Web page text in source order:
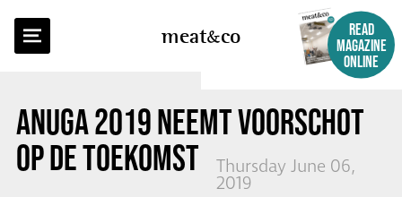
meatco
READ
MAGAZINE
ONLINE
ANUGA 2019 NEEMT VOORSCHOT
OP DE TOEKOMST VAN FOOD
Thursday June 06,
2019
BACK TO OVERVIEW